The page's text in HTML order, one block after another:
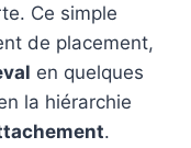
Ce simple
de placement,
en quelques
la hiérarchie
.